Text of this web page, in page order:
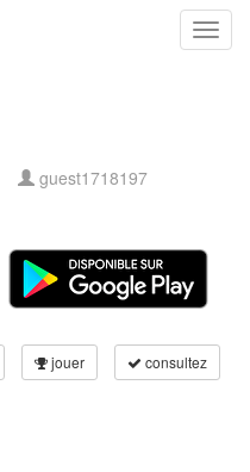
guest1718197
jouer consultez